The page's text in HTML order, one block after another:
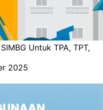
Untuk TPA, TPT,
2025